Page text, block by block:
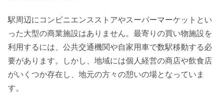
駅周辺にコンビニエンスストアやスーパーマーケットとい
った大型の商業施設はありません。最寄りの買い物施設を
利用するには、公共交通機関や自家用車で数駅移動する必
要があります。しかし、地域には個人経営の商店や飲食店
がいくつか存在し、地元の方々の憩いの場となっていま
す。